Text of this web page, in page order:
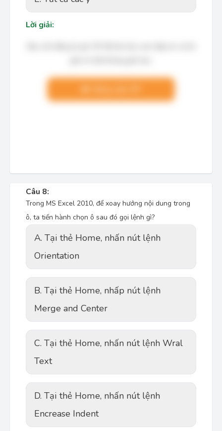
Lời giải:
Câu 8:
Trong MS Excel 2010, để xoay hướng nội dung trong
ô, ta tiến hành chọn ô sau đó gọi lệnh gì?
A. Tại thẻ Home, nhấn nút lệnh
Orientation
B. Tại thẻ Home, nhấp nút lệnh
Merge and Center
C. Tại thẻ Home, nhấn nút lệnh Wral
Text
D. Tại thẻ Home, nhấn nút lệnh
Encrease Indent